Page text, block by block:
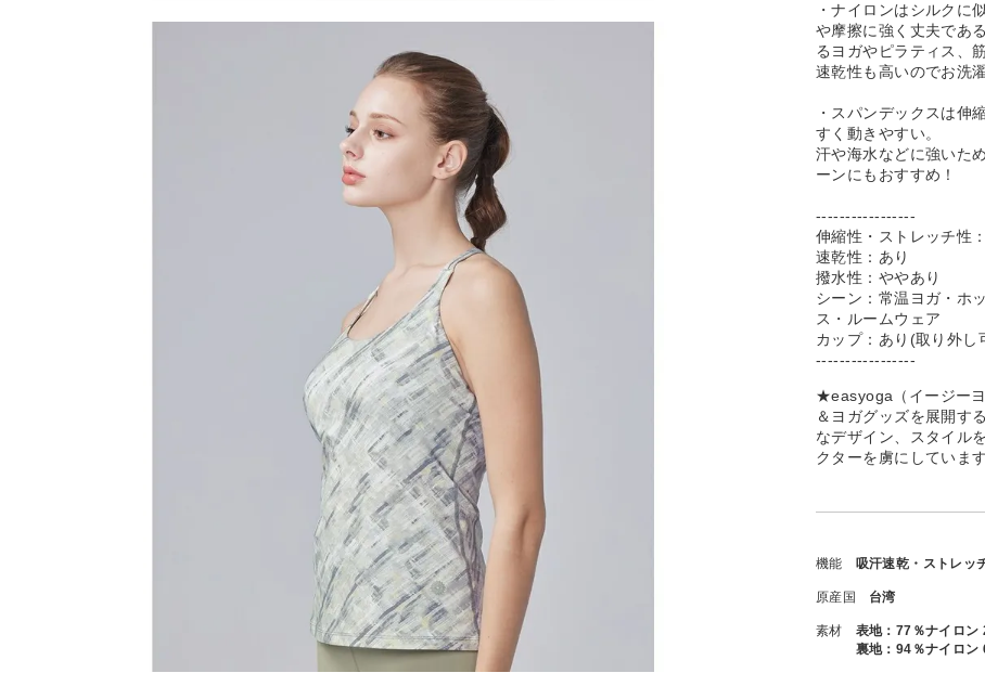
・ナイロンはシルクに
や摩擦に強く丈夫であ
るヨガやピラティス、
速乾性も高いのでお洗
・スパンデックスは伸
すく動きやすい。
汗や海水などに強いた
ーンにもおすすめ！
-----------------
伸縮性・ストレッチ性
速乾性：あり
撥水性：ややあり
シーン：常温ヨガ・ホ
ス・ルームウェア
カップ：あり(取り外し
-----------------
★easyoga（イージー
＆ヨガグッズを展開す
なデザイン、スタイル
クターを虜にしています
機能 吸汗速乾・ストレッ
原産国 台湾
素材
表地：77％ナイロン
裏地：94％ナイロン